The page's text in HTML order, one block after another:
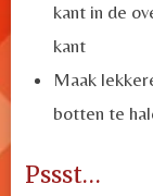
kant in de
kant
Maak
botten te
Pssst…